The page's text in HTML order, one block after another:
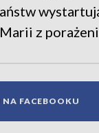
z
NA FACEBOOKU